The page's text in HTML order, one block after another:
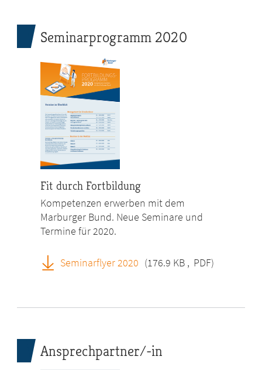
Seminarprogramm 2020
Fit durch Fortbildung
Kompetenzen erwerben mit dem
Marburger Bund. Neue Seminare und
Termine für 2020.
Seminarflyer 2020 (176.9 KB , PDF)
Ansprechpartner/-in